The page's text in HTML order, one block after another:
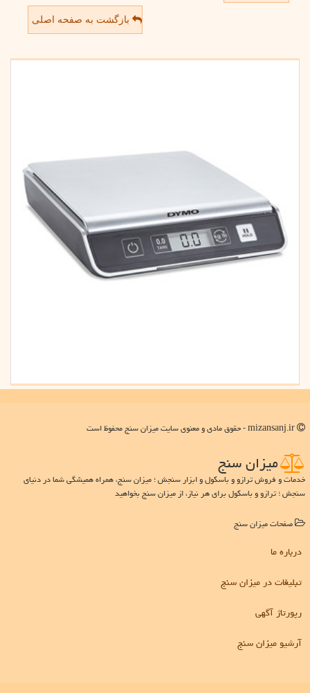
بازگشت به صفحه اصلی
میزان سنج
خدمات و فروش ترازو و باسکول و ابزار سنجش ؛ میزان سنج، همراه همیشگی شما در دنیای
سنجش ؛ ترازو و باسکول برای هر نیاز، از میزان سنج بخواهید
صفحات میزان سنج
درباره ما
تبلیغات در میزان سنج
رپورتاژ آگهی
آرشیو میزان سنج